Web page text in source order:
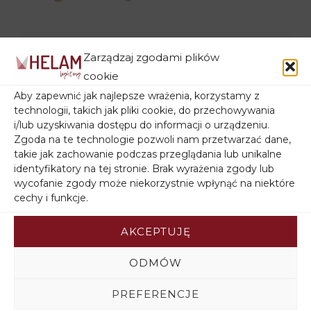
Zarządzaj zgodami plików
cookie
Aby zapewnić jak najlepsze wrażenia, korzystamy z
technologii, takich jak pliki cookie, do przechowywania
i/lub uzyskiwania dostępu do informacji o urządzeniu.
Zgoda na te technologie pozwoli nam przetwarzać dane,
takie jak zachowanie podczas przeglądania lub unikalne
identyfikatory na tej stronie. Brak wyrażenia zgody lub
wycofanie zgody może niekorzystnie wpłynąć na niektóre
cechy i funkcje.
AKCEPTUJĘ
ODMÓW
PREFERENCJE
Plafon czarny
OXFORD W-2016/5
272,50złPierwotna
cena
wynosiła:
272,50zł.
218,00zł Aktualna
cena
wynosi:
218,00zł.
Poprzednia najniższa
cena:218,00 zł.
Podobne produkty